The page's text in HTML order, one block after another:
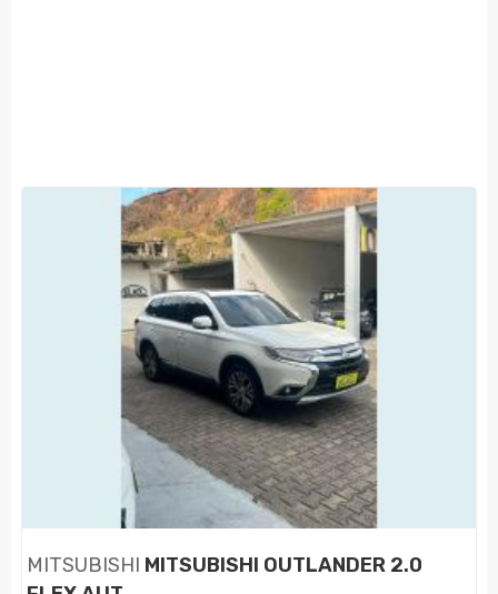
MITSUBISHI MITSUBISHI OUTLANDER 2.0